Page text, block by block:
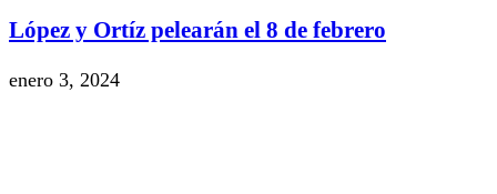
López y Ortíz pelearán el 8 de febrero
enero 3, 2024